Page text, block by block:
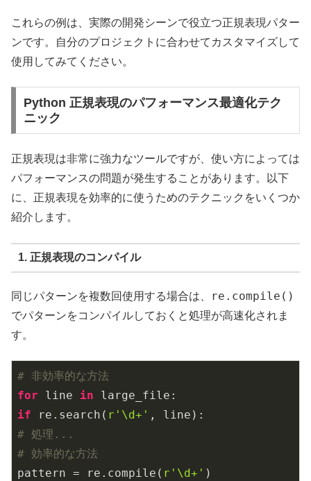
これらの例は、実際の開発シーンで役立つ正規表現パター
ンです。自分のプロジェクトに合わせてカスタマイズして
使用してみてください。
Python 正規表現のパフォーマンス最適化テク
ニック
正規表現は非常に強力なツールですが、使い方によっては
パフォーマンスの問題が発生することがあります。以下
に、正規表現を効率的に使うためのテクニックをいくつか
紹介します。
1. 正規表現のコンパイル
同じパターンを複数回使用する場合は、 re.compile()
でパターンをコンパイルしておくと処理が高速化されま
す。
# 非効率的な方法
for line in
if re.search( r'\d+'
# 処理...
# 効率的な方法
pattern = re.compile( r'\d+'